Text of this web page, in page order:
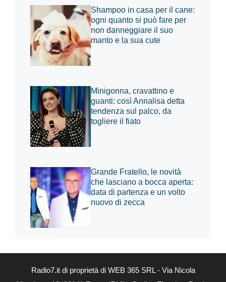
Shampoo in casa per il cane:
ogni quanto si può fare per
non danneggiare il suo
manto e la sua cute
Minigonna, cravattino e
guanti: così Annalisa detta
tendenza sul palco, da
togliere il fiato
Grande Fratello, le novità
che lasciano a bocca aperta:
data di partenza e un volto
nuovo di zecca
Radio7.it di proprietà di WEB 365 SRL - Via Nicola